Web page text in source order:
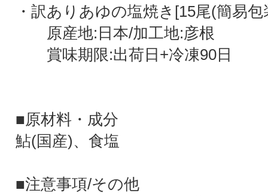
・訳ありあゆの塩焼き[15尾(簡易包
原産地:日本/加工地:彦根
賞味期限:出荷日+冷凍90日
■原材料・成分
鮎(国産)、食塩
■注意事項/その他